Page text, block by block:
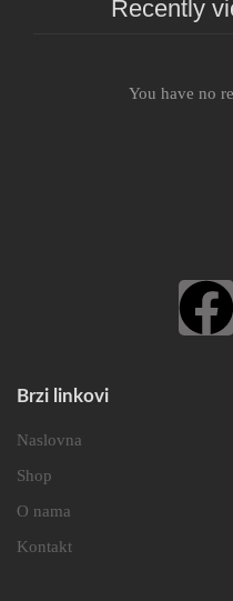
Recently
You have no
Brzi linkovi
Naslovna
Shop
O nama
Kontakt